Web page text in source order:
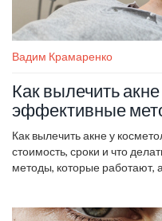
Вадим Крамаренко
Как вылечить
эффективные
результаты
Как вылечить акне у
стоимость, сроки и что
методы, которые работают,